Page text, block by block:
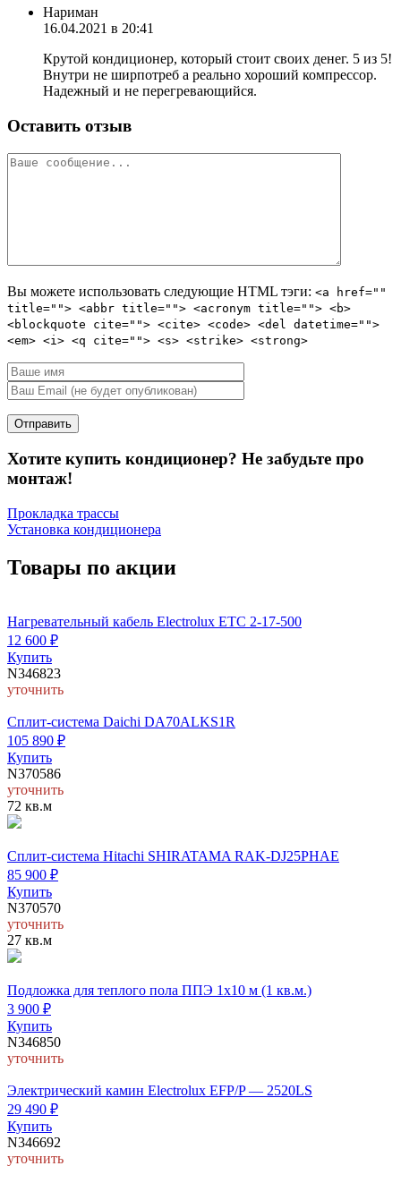
Нариман
16.04.2021 в 20:41
Крутой кондиционер, который стоит своих денег. 5 из 5!
Внутри не ширпотреб а реально хороший компрессор.
Надежный и не перегревающийся.
Оставить отзыв
Вы можете использовать следующие HTML тэги: <a href=""
title=""> <abbr title=""> <acronym title=""> <b>
<blockquote cite=""> <cite> <code> <del datetime="">
<em> <i> <q cite=""> <s> <strike> <strong>
Хотите купить кондиционер? Не забудьте про
монтаж!
Прокладка трассы
Установка кондиционера
Товары по акции
Нагревательный кабель Electrolux ETC 2-17-500
12 600 ₽
Купить
N346823
уточнить
Cплит-система Daichi DA70ALKS1R
105 890 ₽
Купить
N370586
уточнить
72 кв.м
Cплит-система Hitachi SHIRATAMA RAK-DJ25PHAE
85 900 ₽
Купить
N370570
уточнить
27 кв.м
Подложка для теплого пола ППЭ 1х10 м (1 кв.м.)
3 900 ₽
Купить
N346850
уточнить
Электрический камин Electrolux EFP/P — 2520LS
29 490 ₽
Купить
N346692
уточнить